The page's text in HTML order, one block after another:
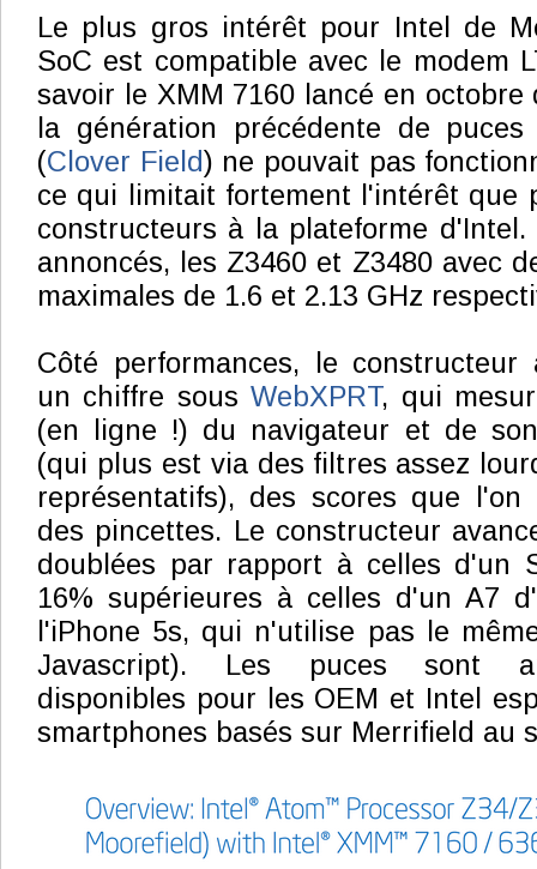
Le plus gros intérêt pour Intel de
SoC est compatible avec le modem
savoir le XMM 7160 lancé en octobre
la génération précédente de
(Clover Field) ne pouvait pas
ce qui limitait fortement l'intérêt que
constructeurs à la plateforme d'Intel.
annoncés, les Z3460 et Z3480 avec
maximales de 1.6 et 2.13 GHz
Côté performances, le constructeur
un chiffre sousWebXPRT, qui
(en ligne !) du navigateur et de
(qui plus est via des filtres assez
représentatifs), des scores que l'on
des pincettes. Le constructeur
doublées par rapport à celles d'un
16% supérieures à celles d'un A7
l'iPhone 5s, qui n'utilise pas le
Javascript). Les puces sont
disponibles pour les OEM et Intel
smartphones basés sur Merrifield au